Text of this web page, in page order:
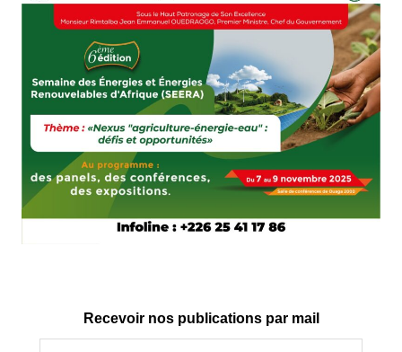
Recevoir nos publications par mail